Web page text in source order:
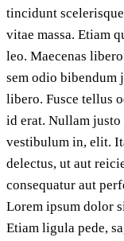
tincidunt
vitae massa. Etiam
leo. Maecenas
sem odio bibendum
libero. Fusce tellus
id erat. Nullam justo
vestibulum in, elit.
delectus, ut aut
consequatur aut
Lorem ipsum dolor
Etiam ligula pede,